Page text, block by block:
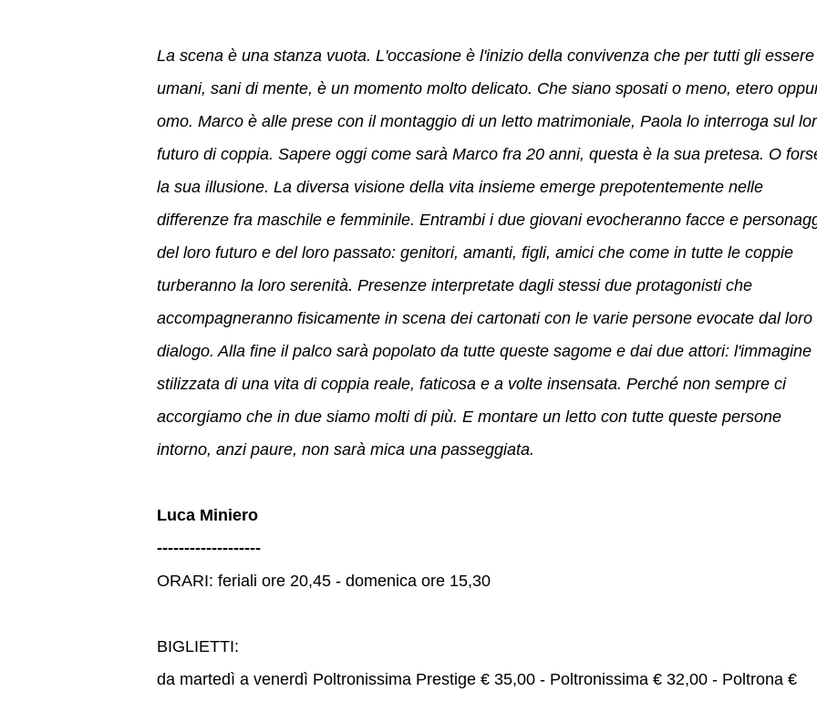
La scena è una stanza vuota. L'occasione è l'inizio della convivenza che per tutti gli essere
umani, sani di mente, è un momento molto delicato. Che siano sposati o meno, etero
omo. Marco è alle prese con il montaggio di un letto matrimoniale, Paola lo interroga sul
futuro di coppia. Sapere oggi come sarà Marco fra 20 anni, questa è la sua pretesa. O
la sua illusione. La diversa visione della vita insieme emerge prepotentemente nelle
differenze fra maschile e femminile. Entrambi i due giovani evocheranno facce e
del loro futuro e del loro passato: genitori, amanti, figli, amici che come in tutte le coppie
turberanno la loro serenità. Presenze interpretate dagli stessi due protagonisti che
accompagneranno fisicamente in scena dei cartonati con le varie persone evocate dal loro
dialogo. Alla fine il palco sarà popolato da tutte queste sagome e dai due attori: l'immagine
stilizzata di una vita di coppia reale, faticosa e a volte insensata. Perché non sempre ci
accorgiamo che in due siamo molti di più. E montare un letto con tutte queste persone
intorno, anzi paure, non sarà mica una passeggiata.
Luca Miniero
-------------------
ORARI: feriali ore 20,45 - domenica ore 15,30
BIGLIETTI:
da martedì a venerdì Poltronissima Prestige € 35,00 - Poltronissima € 32,00 - Poltrona €